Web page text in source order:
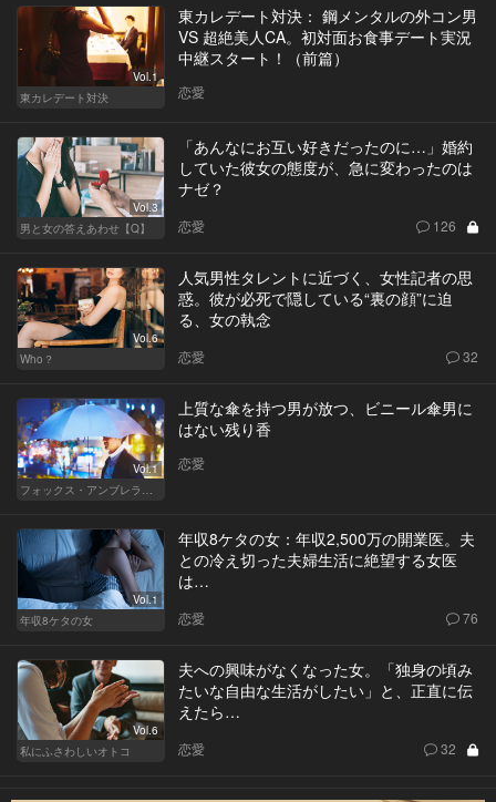
Vol.1
東カレデート対決
東カレデート対決： 鋼メンタルの外コン男
VS 超絶美人CA。初対面お食事デート実況
中継スタート！（前篇）
恋愛
Vol.3
男と女の答えあわせ【Q】
「あんなにお互い好きだったのに…」婚約
していた彼女の態度が、急に変わったのは
ナゼ？
恋愛 126
Vol.6
Who？
人気男性タレントに近づく、女性記者の思
惑。彼が必死で隠している“裏の顔”に迫
る、女の執念
恋愛 32
Vol.1
フォックス・アンブレラの男
上質な傘を持つ男が放つ、ビニール傘男に
はない残り香
恋愛
Vol.1
年収8ケタの女
年収8ケタの女：年収2,500万の開業医。夫
との冷え切った夫婦生活に絶望する女医
は…
恋愛 76
Vol.6
私にふさわしいオトコ
夫への興味がなくなった女。「独身の頃み
たいな自由な生活がしたい」と、正直に伝
えたら…
恋愛 32